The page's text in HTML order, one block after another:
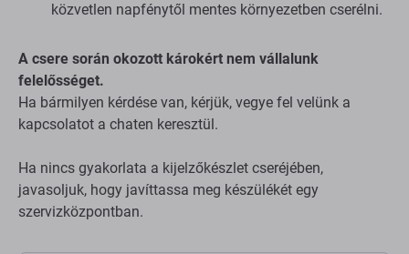
közvetlen napfénytől mentes környezetben cserélni.
A csere során okozott károkért nem vállalunk
felelősséget.
Ha bármilyen kérdése van, kérjük, vegye fel velünk a
kapcsolatot a chaten keresztül.
Ha nincs gyakorlata a kijelzőkészlet cseréjében,
javasoljuk, hogy javíttassa meg készülékét egy
szervizközpontban.